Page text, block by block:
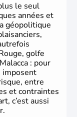
le seul
années et
géopolitique
golfe
: pour
imposent
entre
et contraintes
c’est aussi